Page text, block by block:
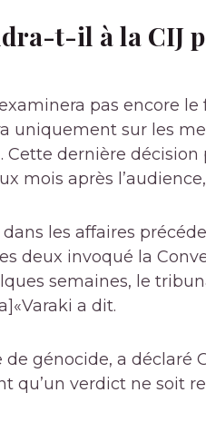
t-il à la CIJ
pas encore
uniquement sur les
Cette dernière
mois après
les affaires
deux invoqué la
semaines, le
a dit.
génocide, a déclaré
qu’un verdict ne soit